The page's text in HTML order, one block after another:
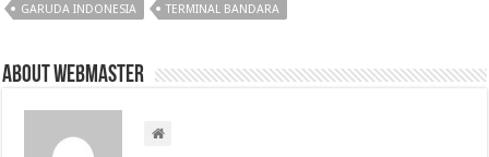
GARUDA INDONESIA
TERMINAL BANDARA
About Webmaster